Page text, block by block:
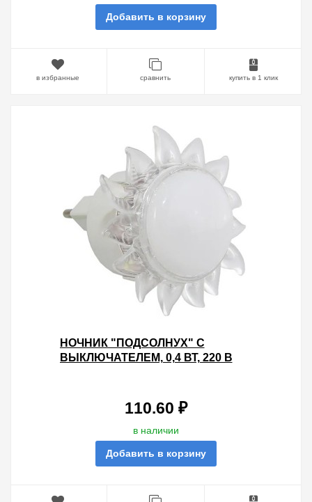
Добавить в корзину
в избранные сравнить купить в 1 клик
НОЧНИК "ПОДСОЛНУХ" С
ВЫКЛЮЧАТЕЛЕМ, 0,4 ВТ, 220 В
110.60 ₽
в наличии
Добавить в корзину